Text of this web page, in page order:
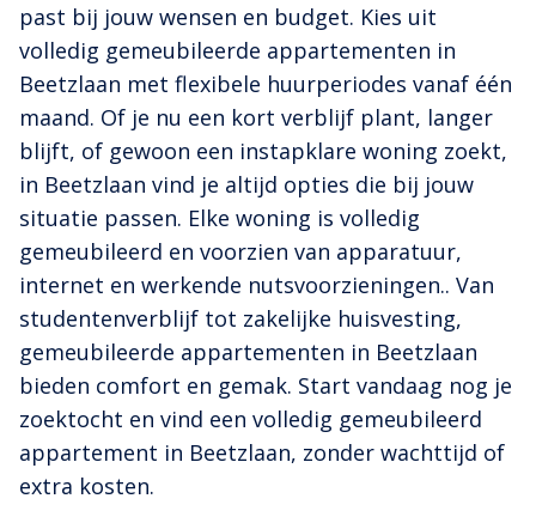
past bij jouw wensen en budget. Kies uit
volledig gemeubileerde appartementen in
Beetzlaan met flexibele huurperiodes vanaf één
maand. Of je nu een kort verblijf plant, langer
blijft, of gewoon een instapklare woning zoekt,
in Beetzlaan vind je altijd opties die bij jouw
situatie passen. Elke woning is volledig
gemeubileerd en voorzien van apparatuur,
internet en werkende nutsvoorzieningen.. Van
studentenverblijf tot zakelijke huisvesting,
gemeubileerde appartementen in Beetzlaan
bieden comfort en gemak. Start vandaag nog je
zoektocht en vind een volledig gemeubileerd
appartement in Beetzlaan, zonder wachttijd of
extra kosten.